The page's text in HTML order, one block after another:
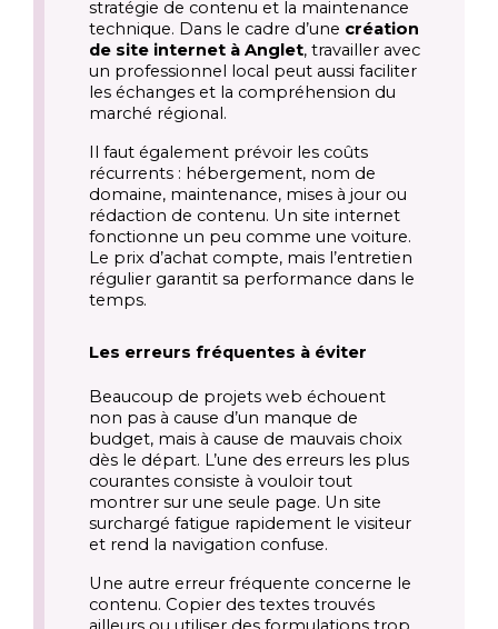
stratégie de contenu et la maintenance
technique. Dans le cadre d’une création
de site internet à Anglet, travailler avec
un professionnel local peut aussi faciliter
les échanges et la compréhension du
marché régional.
Il faut également prévoir les coûts
récurrents : hébergement, nom de
domaine, maintenance, mises à jour ou
rédaction de contenu. Un site internet
fonctionne un peu comme une voiture.
Le prix d’achat compte, mais l’entretien
régulier garantit sa performance dans le
temps.
Les erreurs fréquentes à éviter
Beaucoup de projets web échouent
non pas à cause d’un manque de
budget, mais à cause de mauvais choix
dès le départ. L’une des erreurs les plus
courantes consiste à vouloir tout
montrer sur une seule page. Un site
surchargé fatigue rapidement le visiteur
et rend la navigation confuse.
Une autre erreur fréquente concerne le
contenu. Copier des textes trouvés